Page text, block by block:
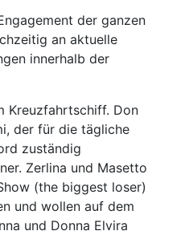
der ganzen
an aktuelle
innerhalb der
Kreuzfahrtschiff. Don
der für die tägliche
zuständig
Zerlina und Masetto
(the biggest loser)
und wollen auf dem
und Donna Elvira